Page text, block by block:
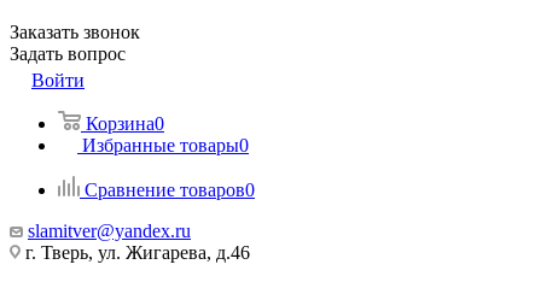
Заказать звонок
Задать вопрос
Войти
Корзина0
Избранные товары0
Сравнение товаров0
slamitver@yandex.ru
г. Тверь, ул. Жигарева, д.46